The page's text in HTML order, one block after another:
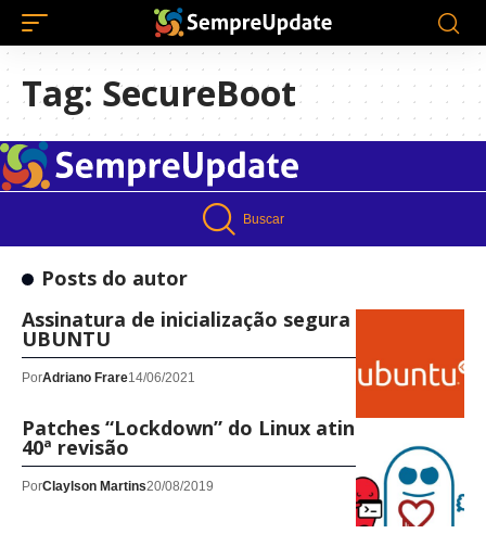
Tag: SecureBoot
Buscar
Posts do autor
Assinatura de inicialização segura no
UBUNTU
PorAdriano Frare14/06/2021
Patches “Lockdown” do Linux atingem sua
40ª revisão
PorClaylson Martins20/08/2019